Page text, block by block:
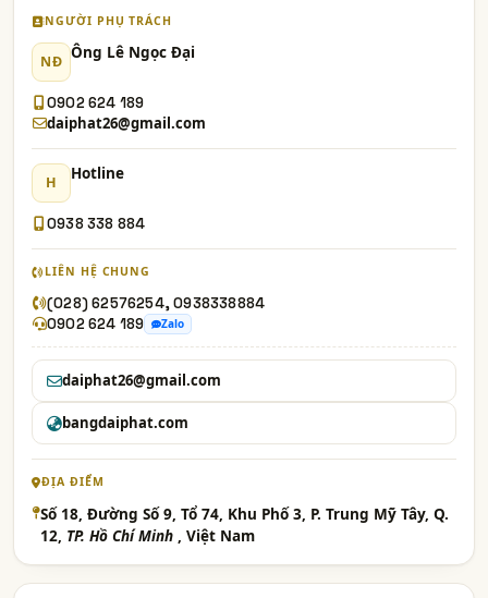
NGƯỜI PHỤ TRÁCH
NĐ Ông Lê Ngọc Đại
0902 624 189
daiphat26@gmail.com
H Hotline
0938 338 884
LIÊN HỆ CHUNG
(028) 62576254, 0938338884
0902 624 189
Zalo
daiphat26@gmail.com
bangdaiphat.com
ĐỊA ĐIỂM
Số 18, Đường Số 9, Tổ 74, Khu Phố 3, P. Trung Mỹ Tây, Q.
12, TP. Hồ Chí Minh , Việt Nam